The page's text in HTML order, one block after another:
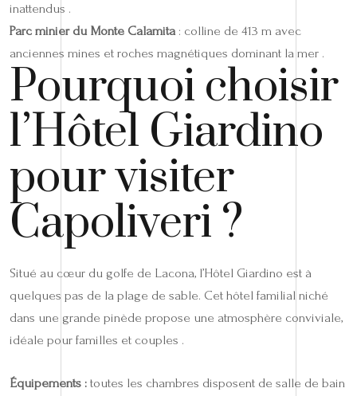
inattendus .
Parc minier du Monte Calamita: colline de 413 m avec
anciennes mines et roches magnétiques dominant la mer .
Pourquoi choisir
l’Hôtel Giardino
pour visiter
Capoliveri ?
Situé au cœur du golfe de Lacona, l’Hôtel Giardino est à
quelques pas de la plage de sable. Cet hôtel familial niché
dans une grande pinède propose une atmosphère conviviale,
idéale pour familles et couples .
Équipements : toutes les chambres disposent de salle de bain